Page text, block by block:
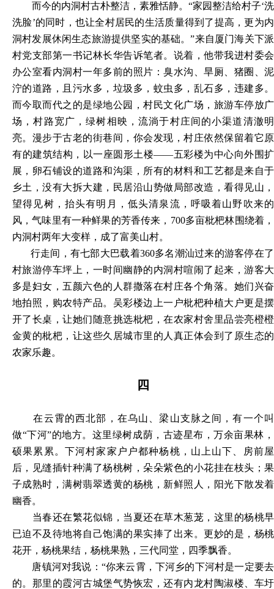
而今的内洞村古朴整洁，素雅恬静。“家园整洁给村子‘洗
洗脸’的同时，也让全村居民的生活质量得到了提高，更为内
洞村发展休闲生态旅游提供坚实的基础。”来自厦门海关下派
村党支部第一书记林长华告诉笔者。说着，他带我进村委会
办公室看内洞村一年多前的照片：臭水沟、旱厕、猪圈、泥
泞的道路，且污水多，垃圾多，蚊虫多，乱石多，违建多。
而今取而代之的是绿地公园，村民文化广场，旅游车停放广
场，村路宽广，绿树相映，流淌于村庄间的小渠道清澈明
亮。漫步于古老的街巷间，你会发现，村庄依然保留着它原
有的建筑结构，以一座圆形土楼——五彩楼为中心向外围扩
展，卵石铺设的道路和沟渠，所有的材料和工艺都是来自于
乡土，没有大拆大建，民居沿山势做局部改造，看得见山，
望得见树，抬头有明月，低头清泉流，呼吸着山野吹来的
风，气味里有一种鲜果的芳香传来，700多亩枇杷林围绕着，
内洞村两年大变样，成了富美山村。
行走间，有七部大巴载着360多名潮汕过来的游客停在了
村旅游停车坪上，一时间幽静的内洞村喧闹了起来，游客大
多是妇女，五颜六色的人群撒落在村庄各个角落。她们兴奋
地拍照，购农特产品。吴彩楼边上一户枇杷种植大户更是摆
开了长桌，让她们随意挑选枇杷，在农家村舍里品尝亮橙橙
金黄的枇杷，让这些久居城市里的人真正体会到了原生态的
农家乐趣。
四
在云霄的西北部，在乌山、梁山支脉之间，有一个叫
做“下河”的地方。这里绿树成荫，古迹星布，万余亩果林，
硕果累累。下河村家家户户都种杨桃，山上山下、房前屋
后，见缝插针种满了杨桃树，朵朵紫色的小花挂在枝头；果
子成熟时，满树翡翠透黄的杨桃，新鲜照人，阳光下散发着
幽香。
当春还在繁花似锦，当夏还在草木葱茏，这里的杨桃早
已迫不及待地将自己饱满的果实捧了出来。更妙的是，杨桃
花开，杨桃果结，杨桃果熟，三代同堂，四季飘香。
唐镇河对我说：“你来云霄，下河乡的下河村是一定要去
的。那里的霞河古城堡气势恢宏，还有内龙村陶淑楼、车圩